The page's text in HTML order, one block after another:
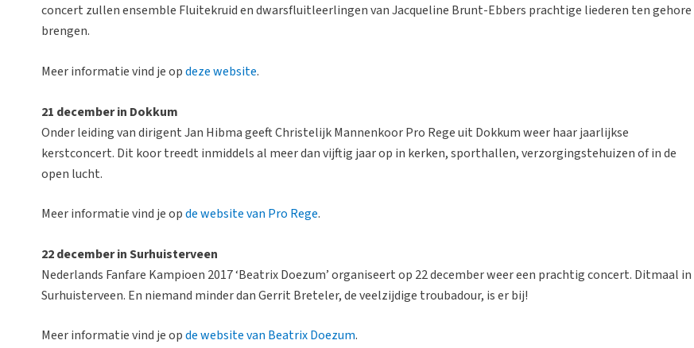
concert zullen ensemble Fluitekruid en dwarsfluitleerlingen van Jacqueline Brunt-Ebbers prachtige liederen ten gehore
brengen.
Meer informatie vind je opdeze website.
21 december in Dokkum
Onder leiding van dirigent Jan Hibma geeft Christelijk Mannenkoor Pro Rege uit Dokkum weer haar jaarlijkse
kerstconcert. Dit koor treedt inmiddels al meer dan vijftig jaar op in kerken, sporthallen, verzorgingstehuizen of in de
open lucht.
Meer informatie vind je opde website van Pro Rege.
22 december in Surhuisterveen
Nederlands Fanfare Kampioen 2017 ‘Beatrix Doezum’ organiseert op 22 december weer een prachtig concert. Ditmaal in
Surhuisterveen. En niemand minder dan Gerrit Breteler, de veelzijdige troubadour, is er bij!
Meer informatie vind je opde website van Beatrix Doezum.